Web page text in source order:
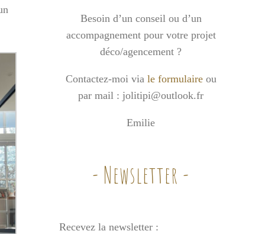
Besoin d’un conseil ou d’un
accompagnement pour votre projet
déco/agencement ?
Contactez-moi via le formulaireou
par mail : jolitipi@outlook.fr
Emilie
- Newsletter -
Recevez la newsletter :